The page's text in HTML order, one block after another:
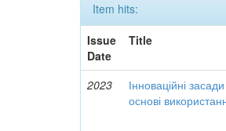
Item hits:
Issue
Date
Title
2023
Інноваційні
основі